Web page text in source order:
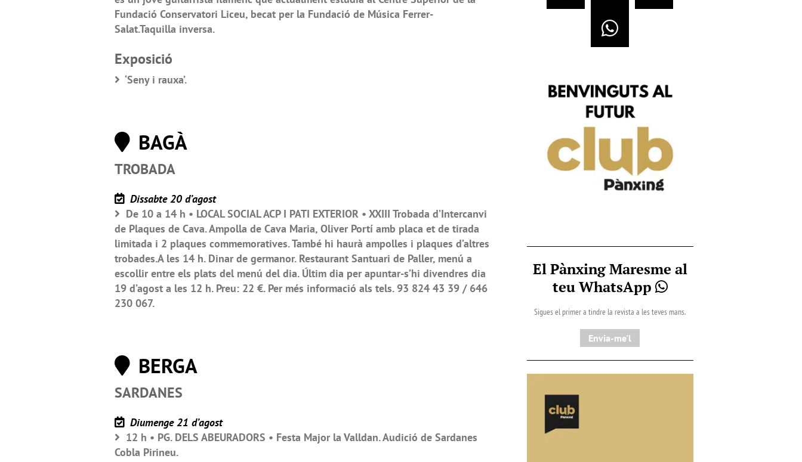
Fundació Conservatori Liceu, becat per la Fundació de Música Ferrer-
Salat.Taquilla inversa.
Exposició
‘Seny i rauxa’.
BAGÀ
TROBADA
Dissabte 20 d’agost
De 10 a 14 h • LOCAL SOCIAL ACP I PATI EXTERIOR • XXIII Trobada d’Intercanvi
de Plaques de Cava. Ampolla de Cava Maria, Oliver Portí amb placa et de tirada
limitada i 2 plaques commemoratives. També hi haurà ampolles i plaques d’altres
trobades.A les 14 h. Dinar de germanor. Restaurant Santuari de Paller, menú a
escollir entre els plats del menú del dia. Últim dia per apuntar-s’hi divendres dia
19 d’agost a les 12 h. Preu: 22 €. Per més informació als tels. 93 824 43 39 / 646
230 067.
BERGA
SARDANES
Diumenge 21 d’agost
12 h • PG. DELS ABEURADORS • Festa Major la Valldan. Audició de Sardanes
Cobla Pirineu.
El Pànxing Maresme al
teu WhatsApp
Sigues el primer a tindre la revista a les teves mans.
Envia-me'l